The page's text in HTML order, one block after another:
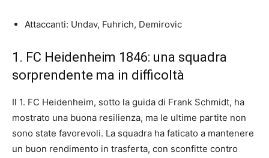
Attaccanti: Undav, Fuhrich, Demirovic
1. FC Heidenheim 1846: una squadra
sorprendente ma in difficoltà
Il 1. FC Heidenheim, sotto la guida di Frank Schmidt, ha
mostrato una buona resilienza, ma le ultime partite non
sono state favorevoli. La squadra ha faticato a mantenere
un buon rendimento in trasferta, con sconfitte contro